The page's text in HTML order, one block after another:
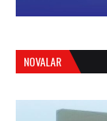
NOVALAR